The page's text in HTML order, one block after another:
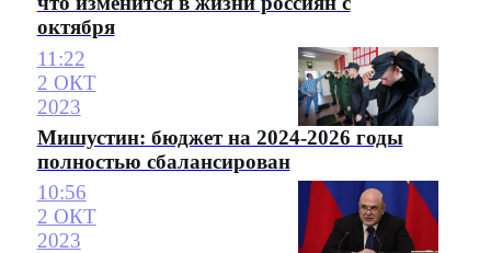
октября
11:22
2 ОКТ
2023
Мишустин: бюджет на 2024-2026 годы
полностью сбалансирован
10:56
2 ОКТ
2023